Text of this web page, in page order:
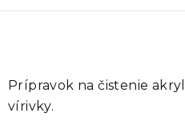
Prípravok na čistenie
vírivky.